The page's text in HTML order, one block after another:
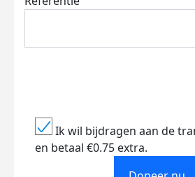
Ik wil bijdragen aan de
en betaal €0.75 extra.